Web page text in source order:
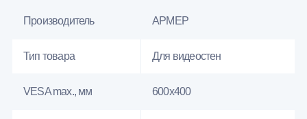
Производитель АРМЕР
Тип товара Для видеостен
VESA max., мм 600х400